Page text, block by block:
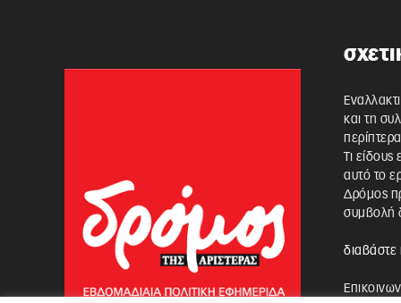
και τη
Τι
αυτό το
Δρόμος
συμβολή
διαβάστε